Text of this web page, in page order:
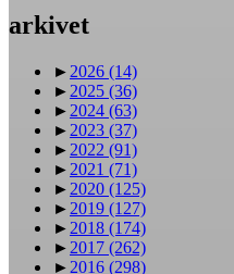
arkivet
► 2026 (14)
► 2025 (36)
► 2024 (63)
► 2023 (37)
► 2022 (91)
► 2021 (71)
► 2020 (125)
► 2019 (127)
► 2018 (174)
► 2017 (262)
► 2016 (298)